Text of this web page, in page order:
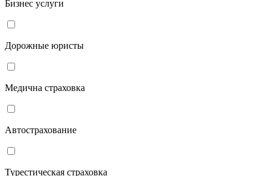
Бизнес услуги
Дорожные юристы
Медична страховка
Автострахование
Турестическая страховка